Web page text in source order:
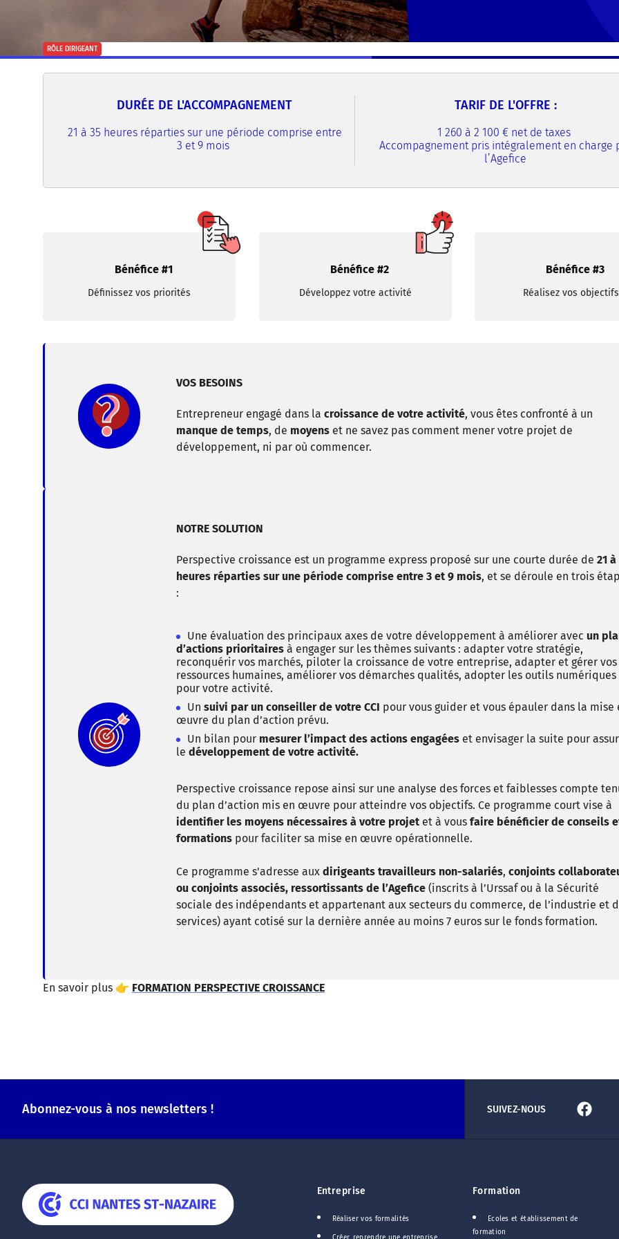
RÔLE DIRIGEANT
DURÉE DE L'ACCOMPAGNEMENT
21 à 35 heures réparties sur une période comprise entre
3 et 9 mois
TARIF DE L'OFFRE :
1 260 à 2 100 € net de taxes
Accompagnement pris intégralement en charge
l’Agefice
Bénéfice #1
Définissez vos priorités
Bénéfice #2
Développez votre activité
Bénéfice #3
Réalisez vos objectifs
VOS BESOINS
Entrepreneur engagé dans lacroissance de votre activité, vous êtes confronté à un
manque de temps, de moyens et ne savez pas comment mener votre projet de
développement, ni par où commencer.
NOTRE SOLUTION
Perspective croissance est un programme express proposé sur une courte durée de 21 à
heures réparties sur une période comprise entre 3 et 9 mois, et se déroule en trois
:
Une évaluation des principaux axes de votre développement à améliorer avec un
d’actions prioritairesà engager sur les thèmes suivants : adapter votre stratégie,
reconquérir vos marchés, piloter la croissance de votre entreprise, adapter et gérer vos
ressources humaines, améliorer vos démarches qualités, adopter les outils numériques
pour votre activité.
Unsuivi par un conseiller de votre CCI pour vous guider et vous épauler dans la mise
œuvre du plan d’action prévu.
Un bilan pour mesurer l’impact des actions engagées et envisager la suite pour
ledéveloppement de votre activité.
Perspective croissance repose ainsi sur une analyse des forces et faiblesses compte
du plan d’action mis en œuvre pour atteindre vos objectifs. Ce programme court vise à
identifier les moyens nécessaires à votre projet et à vousfaire bénéficier de conseils
formations pour faciliter sa mise en œuvre opérationnelle.
Ce programme s'adresse auxdirigeants travailleurs non-salariés,conjoints
ou conjoints associés, ressortissants de l’Agefice(inscrits à l’Urssaf ou à la Sécurité
sociale des indépendants et appartenant aux secteurs du commerce, de l’industrie et
services) ayant cotisé sur la dernière année au moins 7 euros sur le fonds formation.
En savoir plus 👉 FORMATION PERSPECTIVE CROISSANCE
Abonnez-vous à nos newsletters ! SUIVEZ-NOUS
Entreprise
Réaliser vos formalités
Formation
Ecoles et établissement de
formation